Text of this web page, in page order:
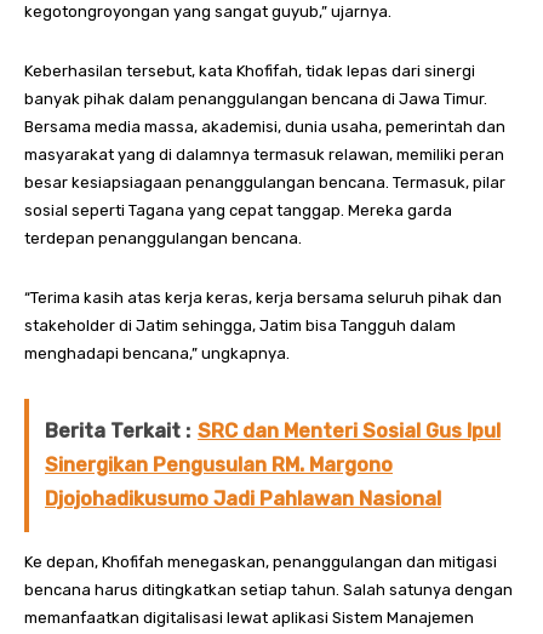
kegotongroyongan yang sangat guyub,” ujarnya.
Keberhasilan tersebut, kata Khofifah, tidak lepas dari sinergi
banyak pihak dalam penanggulangan bencana di Jawa Timur.
Bersama media massa, akademisi, dunia usaha, pemerintah dan
masyarakat yang di dalamnya termasuk relawan, memiliki peran
besar kesiapsiagaan penanggulangan bencana. Termasuk, pilar
sosial seperti Tagana yang cepat tanggap. Mereka garda
terdepan penanggulangan bencana.
“Terima kasih atas kerja keras, kerja bersama seluruh pihak dan
stakeholder di Jatim sehingga, Jatim bisa Tangguh dalam
menghadapi bencana,” ungkapnya.
Berita Terkait : SRC dan Menteri Sosial Gus Ipul
Sinergikan Pengusulan RM. Margono
Djojohadikusumo Jadi Pahlawan Nasional
Ke depan, Khofifah menegaskan, penanggulangan dan mitigasi
bencana harus ditingkatkan setiap tahun. Salah satunya dengan
memanfaatkan digitalisasi lewat aplikasi Sistem Manajemen